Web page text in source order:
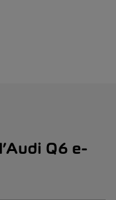
Q6 e-